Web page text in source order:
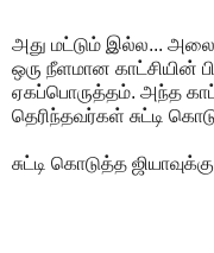
அது மட்டும் இல்ல...
ஒரு நீளமான காட்சியின்
ஏகப்பொருத்தம். அந்த
தெரிந்தவர்கள் சுட்டி
சுட்டி கொடுத்த